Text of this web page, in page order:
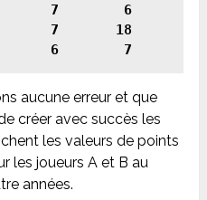
7        6        9
7       18       38
6        7        4
aucune erreur et que
créer avec succès les
les valeurs de points
les joueurs A et B au
années.